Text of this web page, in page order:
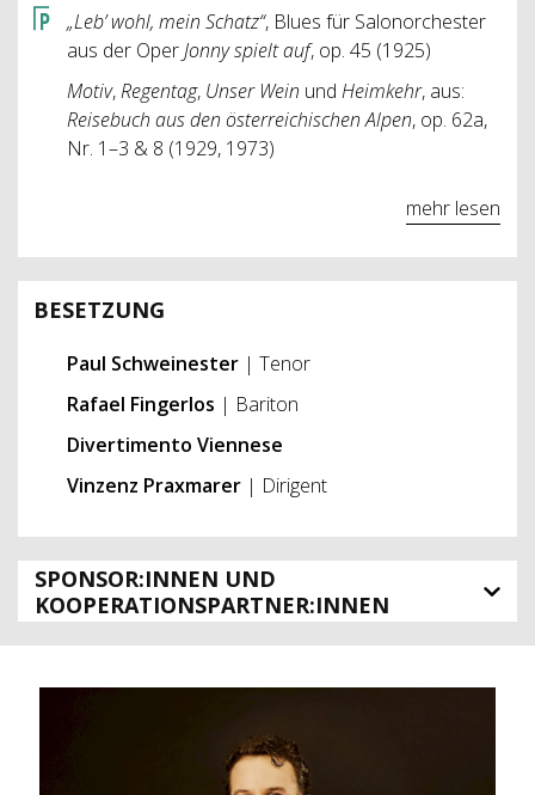
„Leb’ wohl, mein Schatz“, Blues für Salonorchester
aus der OperJonny spielt auf, op. 45 (1925)
Motiv,Regentag, Unser Wein und Heimkehr, aus:
Reisebuch aus den österreichischen Alpen, op. 62a,
Nr. 1–3 & 8 (1929, 1973)
mehr lesen
BESETZUNG
Paul Schweinester | Tenor
Rafael Fingerlos | Bariton
Divertimento Viennese
Vinzenz Praxmarer | Dirigent
SPONSOR:INNEN UND
KOOPERATIONSPARTNER:INNEN